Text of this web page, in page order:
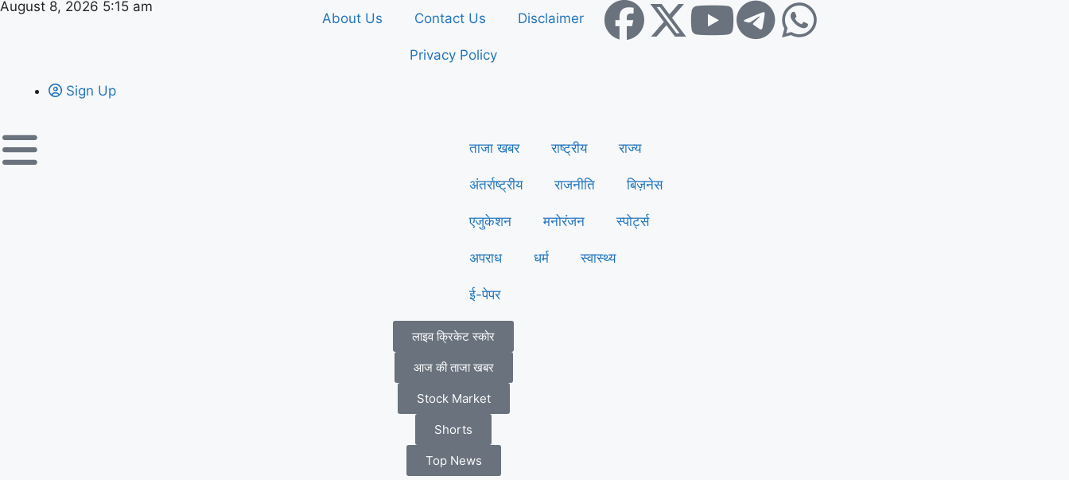
August 8, 2026 5:15 am
About Us Contact Us Disclaimer
Privacy Policy
Sign Up
ताजा खबर राष्ट्रीय राज्य
अंतर्राष्ट्रीय राजनीति बिज़नेस
एजुकेशन मनोरंजन स्पोर्ट्स
अपराध धर्म स्वास्थ्य
ई-पेपर
लाइव क्रिकेट स्कोर
आज की ताजा खबर
Stock Market
Shorts
Top News